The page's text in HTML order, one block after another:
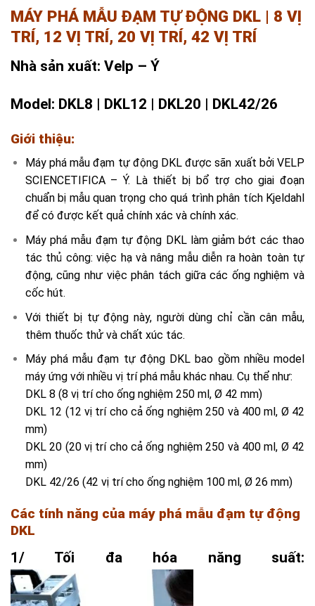
MÁY PHÁ MẪU ĐẠM TỰ ĐỘNG DKL | 8 VỊ
TRÍ, 12 VỊ TRÍ, 20 VỊ TRÍ, 42 VỊ TRÍ
Nhà sản xuất: Velp – Ý
Model: DKL8 | DKL12 | DKL20 | DKL42/26
Giới thiệu:
Máy phá mẫu đạm tự động DKL được sãn xuất bởi VELP
SCIENCETIFICA – Ý. Là thiết bị bổ trợ cho giai đoạn
chuẩn bị mẫu quan trọng cho quá trình phân tích Kjeldahl
để có được kết quả chính xác và chính xác.
Máy phá mẫu đạm tự động DKL làm giảm bớt các thao
tác thủ công: việc hạ và nâng mẫu diễn ra hoàn toàn tự
động, cũng như việc phân tách giữa các ống nghiệm và
cốc hút.
Với thiết bị tự động này, người dùng chỉ cần cân mẫu,
thêm thuốc thử và chất xúc tác.
Máy phá mẫu đạm tự động DKL bao gồm nhiều model
máy ứng với nhiều vị trí phá mẫu khác nhau. Cụ thể như:
DKL 8 (8 vị trí cho ống nghiệm 250 ml, Ø 42 mm)
DKL 12 (12 vị trí cho cả ống nghiệm 250 và 400 ml, Ø 42
mm)
DKL 20 (20 vị trí cho cả ống nghiệm 250 và 400 ml, Ø 42
mm)
DKL 42/26 (42 vị trí cho ống nghiệm 100 ml, Ø 26 mm)
Các tính năng của máy phá mẫu đạm tự động
DKL
1/ Tối đa hóa năng suất: